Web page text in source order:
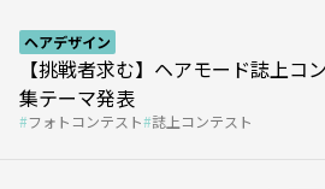
【挑戦者求む】ヘアモード誌上コ
集テーマ発表
フォトコンテスト